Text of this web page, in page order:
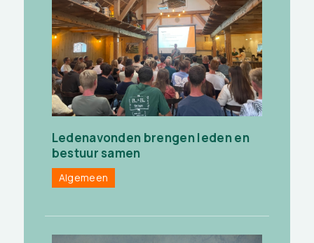
Ledenavonden brengen leden en
bestuur samen
Algemeen